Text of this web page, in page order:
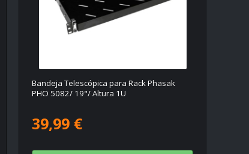
Bandeja Telescópica para Rack Phasak
PHO 5082/ 19"/ Altura 1U
39,99 €